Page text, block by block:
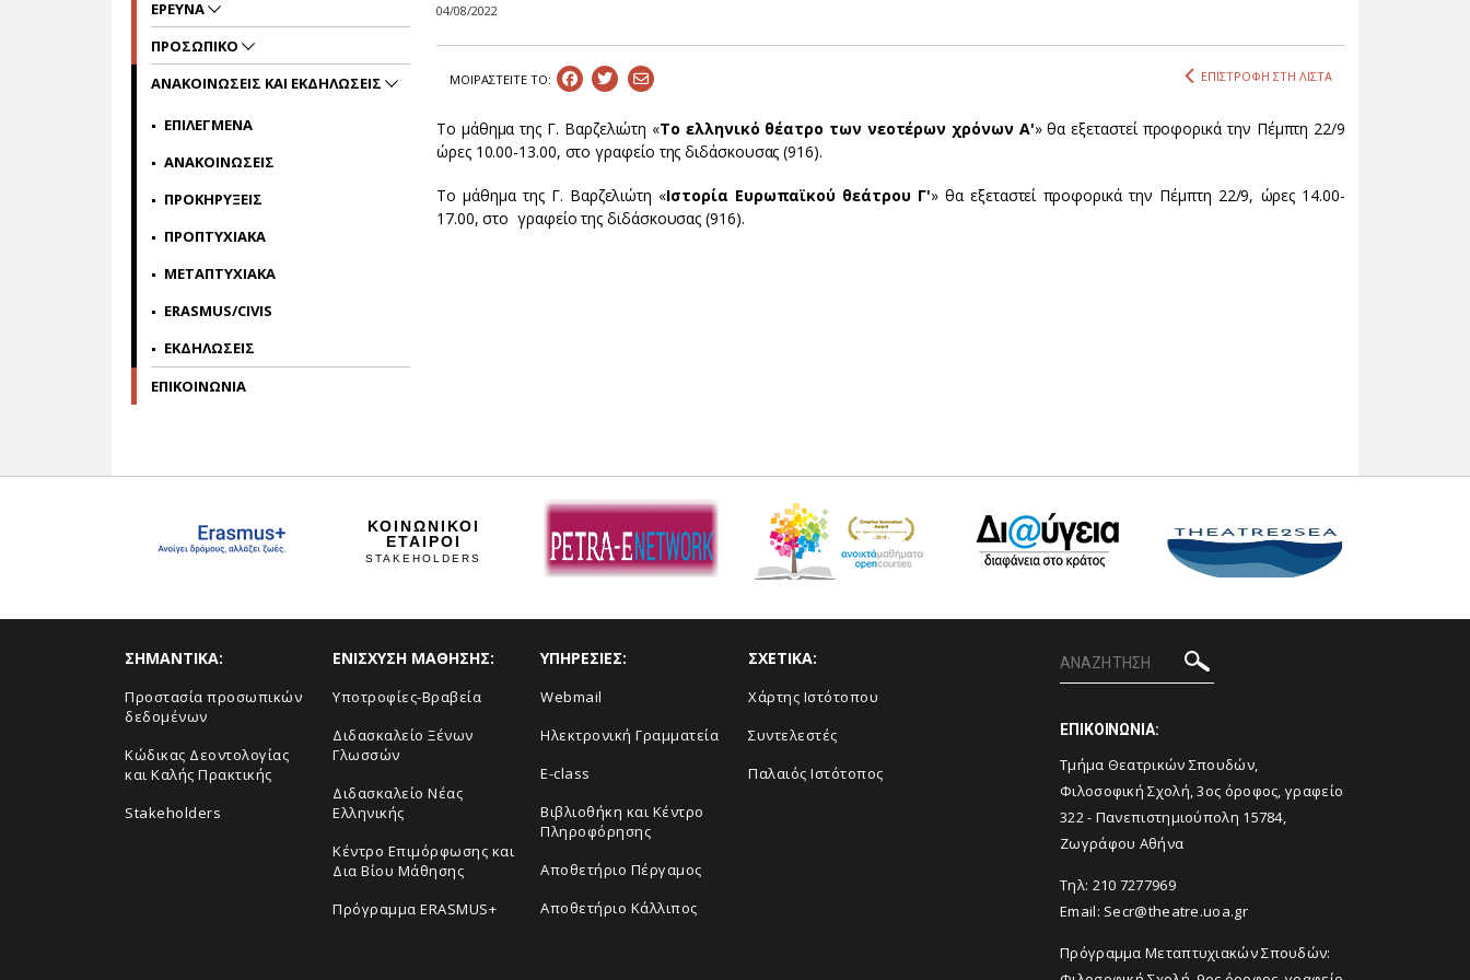
04/08/2022
ΜΟΙΡΑΣΤEIΤΕ ΤΟ: ΕΠΙΣΤΡΟΦΗ ΣΤΗ ΛΙΣΤΑ
Το μάθημα της Γ. Βαρζελιώτη «Το ελληνικό θέατρο των νεοτέρων χρόνων Α'» θα εξεταστεί προφορικά την Πέμπτη 22/9
ώρες 10.00-13.00, στο γραφείο της διδάσκουσας (916).
Το μάθημα της Γ. Βαρζελιώτη «Ιστορία Ευρωπαϊκού θεάτρου Γ'» θα εξεταστεί προφορικά την Πέμπτη 22/9, ώρες 14.00-
17.00, στο γραφείο της διδάσκουσας (916).
ΕΡΕΥΝΑ
ΠΡΟΣΩΠΙΚΟ
ΑΝΑΚΟΙΝΩΣΕΙΣ ΚΑΙ ΕΚΔΗΛΩΣΕΙΣ
ΕΠΙΛΕΓΜΕΝΑ
ΑΝΑΚΟΙΝΩΣΕΙΣ
ΠΡΟΚΗΡΥΞΕΙΣ
ΠΡΟΠΤΥΧΙΑΚΑ
ΜΕΤΑΠΤΥΧΙΑΚΑ
ERASMUS/CIVIS
ΕΚΔΗΛΩΣΕΙΣ
ΕΠΙΚΟΙΝΩΝΙΑ
ΚΟΙΝΩΝΙΚΟΙ
ΕΤΑΙΡΟΙ
STAKEHOLDERS
ΣHMANTIKA:
Προστασία προσωπικών
δεδομένων
Κώδικας Δεοντολογίας
και Καλής Πρακτικής
Stakeholders
ΕΝΙΣΧΥΣΗ ΜΑΘΗΣΗΣ:
Yποτροφίες-Βραβεία
Διδασκαλείο Ξένων
Γλωσσών
Διδασκαλείο Νέας
Ελληνικής
Κέντρο Επιμόρφωσης και
Δια Βίου Μάθησης
Πρόγραμμα ERASMUS+
ΥΠΗΡΕΣΙΕΣ:
Webmail
Ηλεκτρονική Γραμματεία
E-class
Βιβλιοθήκη και Κέντρο
Πληροφόρησης
Aποθετήριο Πέργαμος
Αποθετήριο Κάλλιπος
ΣΧΕΤΙΚΑ:
Xάρτης Ιστότοπου
Συντελεστές
Παλαιός Ιστότοπος
ΕΠΙΚΟΙΝΩΝΙΑ:
Tμήμα Θεατρικών Σπουδών,
Φιλοσοφική Σχολή, 3ος όροφος, γραφείο
322 - Πανεπιστημιούπολη 15784,
Ζωγράφου Αθήνα
Τηλ: 210 7277969
Email: Secr@theatre.uoa.gr
Πρόγραμμα Μεταπτυχιακών Σπουδών: